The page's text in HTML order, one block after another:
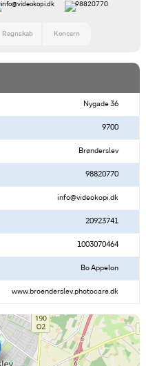
info@videokopi.dk
98820770
Regnskab Koncern
Nygade 36
9700
Brønderslev
98820770
info@videokopi.dk
20923741
1003070464
Bo Appelon
www.broenderslev.photocare.dk